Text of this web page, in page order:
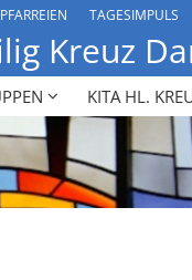
PFARREIEN TAGESIMPULS
Kreuz
KITA HL.